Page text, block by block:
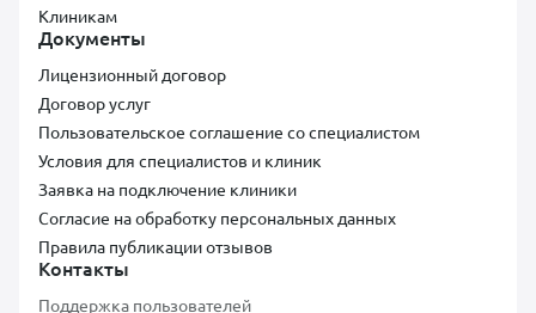
Клиникам
Документы
Лицензионный договор
Договор услуг
Пользовательское соглашение со специалистом
Условия для специалистов и клиник
Заявка на подключение клиники
Согласие на обработку персональных данных
Правила публикации отзывов
Контакты
Поддержка пользователей